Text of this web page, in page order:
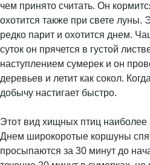
чем принято считать. Он
охотится также при свете луны.
редко парит и охотится днем.
суток он прячется в густой
наступлением сумерек и он
деревьев и летит как сокол.
добычу настигает быстро.
Этот вид хищных птиц наиболее
Днем широкоротые коршуны
просыпаются за 30 минут до